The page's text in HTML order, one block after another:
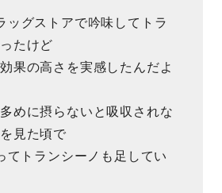
ッグストアで吟味してトラ
たけど
果の高さを実感したんだよ
めに摂らないと吸収されな
見た頃で
てトランシーノも足してい